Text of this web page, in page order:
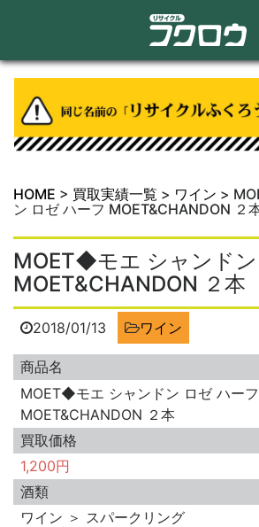
HOME > 買取実績一覧 > ワイン >
ン ロゼ ハーフ MOET&CHANDON ２
MOET◆モエ シャンドン
MOET&CHANDON ２本
2018/01/13 ワイン
商品名
MOET◆モエ シャンドン ロゼ ハーフ
MOET&CHANDON ２本
買取価格
1,200円
酒類
ワイン ＞ スパークリング